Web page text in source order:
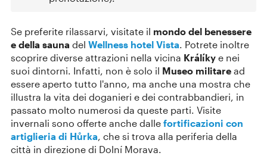
Se preferite rilassarvi, visitate il mondo del benessere
e della sauna del Wellness hotel Vista. Potrete inoltre
scoprire diverse attrazioni nella vicina Králíky e nei
suoi dintorni. Infatti, non è solo il Museo militare ad
essere aperto tutto l'anno, ma anche una mostra che
illustra la vita dei doganieri e dei contrabbandieri, in
passato molto numerosi da queste parti. Visite
invernali sono offerte anche dalle fortificazioni con
artiglieria di Hůrka, che si trova alla periferia della
città in direzione di Dolní Morava.